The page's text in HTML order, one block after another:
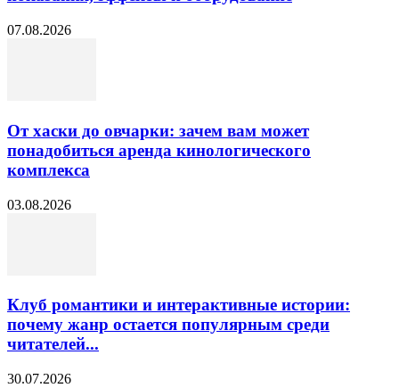
07.08.2026
От хаски до овчарки: зачем вам может
понадобиться аренда кинологического
комплекса
03.08.2026
Клуб романтики и интерактивные истории:
почему жанр остается популярным среди
читателей...
30.07.2026